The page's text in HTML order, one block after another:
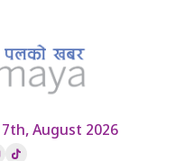
7th, August 2026